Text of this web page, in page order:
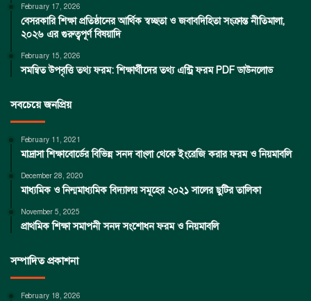
February 17, 2026
বেসরকারি শিক্ষা প্রতিষ্ঠানের আর্থিক স্বচ্ছতা ও জবাবদিহিতা সংক্রান্ত নীতিমালা,
২০২৬ এর গুরুত্বপূর্ণ বিষয়াদি
February 15, 2026
সমন্বিত উপবৃত্তি তথ্য ফরম: শিক্ষার্থীদের তথ্য এন্ট্রি ফরম PDF ডাউনলোড
সবচেয়ে জনপ্রিয়
February 11, 2021
মাদ্রাসা শিক্ষাবোর্ডের বিভিন্ন সনদ বাংলা থেকে ইংরেজি করার ফরম ও নিয়মাবলি
December 28, 2020
মাধ্যমিক ও নিন্মমাধ্যমিক বিদ্যালয় সমূহের ২০২১ সালের ছুটির তালিকা
November 5, 2025
প্রাথমিক শিক্ষা সমাপনী সনদ সংশোধন ফরম ও নিয়মাবলি
সম্পাদিত প্রকাশনা
February 18, 2026